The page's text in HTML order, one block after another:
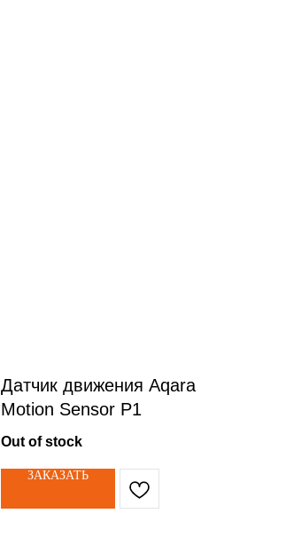
Датчик движения Aqara
Motion Sensor P1
Out of stock
ЗАКАЗАТЬ